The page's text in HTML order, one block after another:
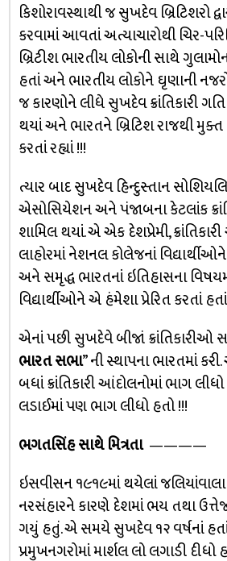
કિશોરાવસ્થાથી જ સુખદેવ બ્રિટિશરો
કરવામાં આવતાં અત્યાચારોથી ચિર-
બ્રિટીશ ભારતીય લોકોની સાથે
હતાં અને ભારતીય લોકોને ઘૃણાની
જ કારણોને લીધે સુખદેવ ક્રાંતિકારી
થયાં અને ભારતને બ્રિટિશ રાજથી મુક્ત
કરતાં રહ્યાં !!!
ત્યાર બાદ સુખદેવ હિન્દુસ્તાન
એસોસિયેશન અને પંજાબના કેટલાંક
શામિલ થયાં. એ એક દેશપ્રેમી,
લાહોરમાં નેશનલ કોલેજનાં
અને સમૃદ્ધ ભારતનાં ઇતિહાસના
વિદ્યાર્થીઓને એ હંમેશા પ્રેરિત કરતાં
એનાં પછી સુખદેવે બીજાં ક્રાંતિકારીઓ
ભારત સભા” ની સ્થાપના ભારતમાં
બધાં ક્રાંતિકારી આંદોલનોમાં ભાગ
લડાઈમાં પણ ભાગ લીધો હતો !!!
ભગતસિંહ સાથે મિત્રતા————
ઇસવીસન ૧૯૧૯માં થયેલાં
નરસંહારને કારણે દેશમાં ભય તથા
ગયું હતું. એ સમયે સુખદેવ ૧૨ વર્ષનાં
પ્રમુખનગરોમાં માર્શલ લો લગાડી દીધો